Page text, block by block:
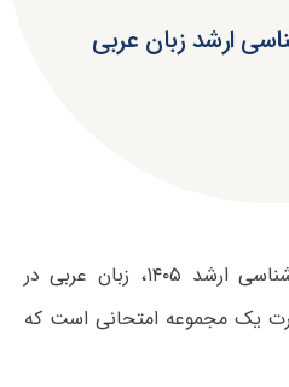
ارشد زبان عربی
بر اساس دفترچه آزمون کارشناسی ارشد ۱۴۰۵، زبان عربی در
یک مجموعه امتحانی است که